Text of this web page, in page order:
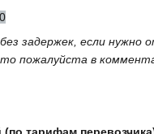
задержек, если нужно
пожалуйста в